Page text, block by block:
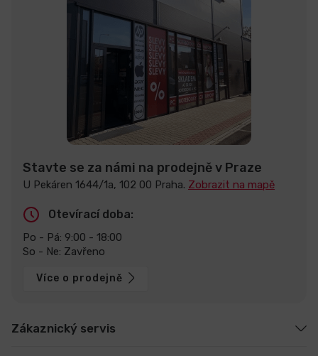
Stavte se za námi na prodejně v Praze
U Pekáren 1644/1a, 102 00 Praha. Zobrazit na mapě
Otevírací doba:
Po - Pá: 9:00 - 18:00
So - Ne: Zavřeno
Více o prodejně
Zákaznický servis